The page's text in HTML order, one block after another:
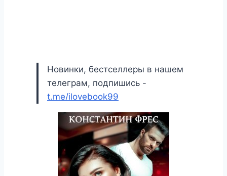
Новинки, бестселлеры в нашем
телеграм, подпишись -
t.me/ilovebook99